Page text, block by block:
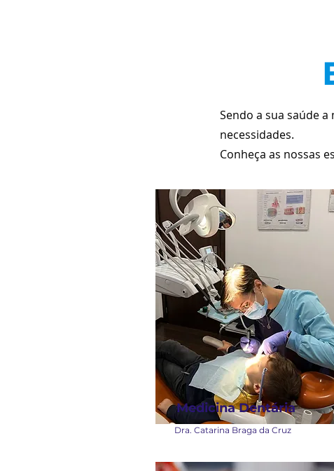
Sendo a sua saúde
necessidades.
Conheça as nossas
Medicina Dentária
Dra. Catarina Braga da Cruz